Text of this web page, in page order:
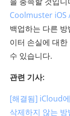
Coolmuster iOS
백업하는 다른
이터 손실에 대
수 있습니다.
관련 기사:
[해결됨] iCloud
삭제하지 않는 방